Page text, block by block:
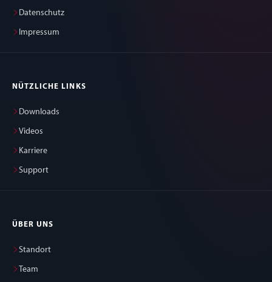
Datenschutz
Impressum
NÜTZLICHE LINKS
Downloads
Videos
Karriere
Support
ÜBER UNS
Standort
Team